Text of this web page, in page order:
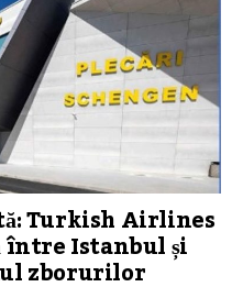
Turkish Airlines
între Istanbul și
zborurilor